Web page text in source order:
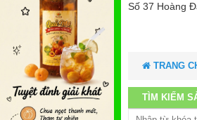
Số 37 Hoàng
TRANG
TÌM KIẾM